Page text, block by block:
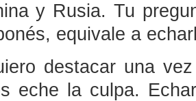
y Rusia. Tu
equivale a
destacar una
eche la culpa.